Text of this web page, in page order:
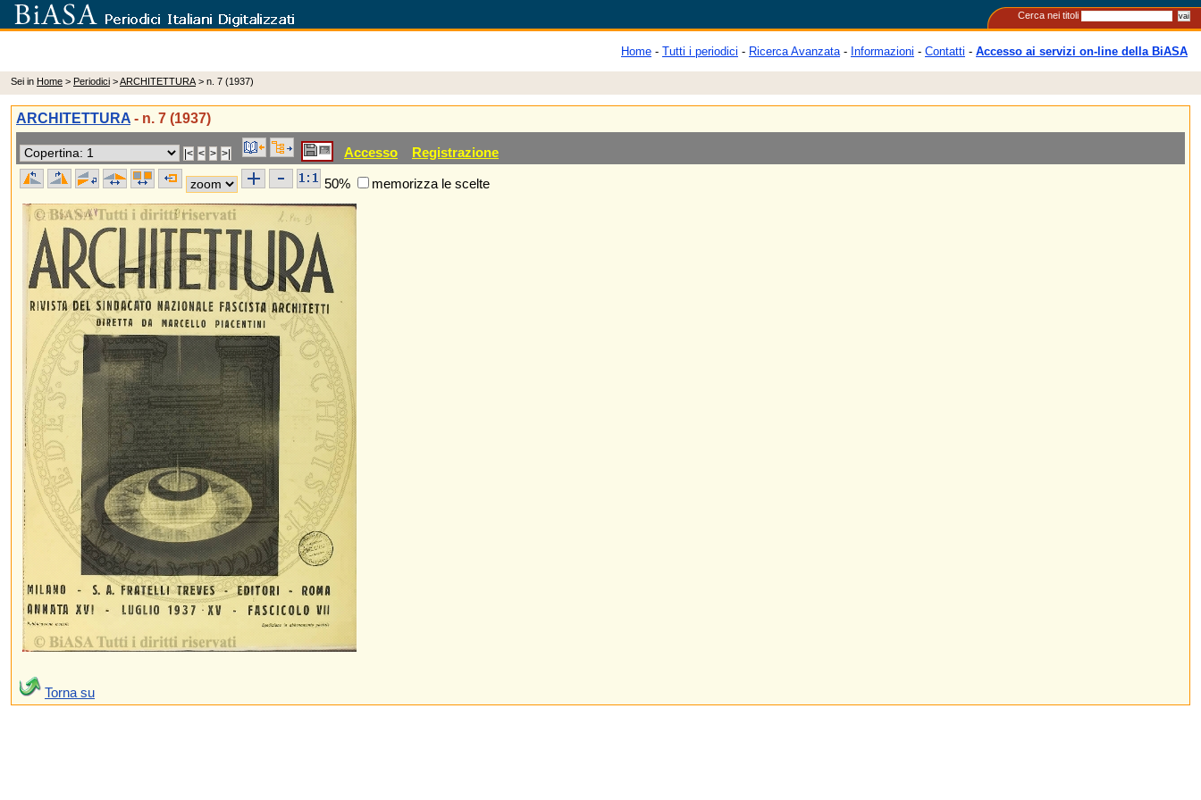
Cerca nei titoli
Home - Tutti i periodici - Ricerca Avanzata- Informazioni - Contatti - Accesso ai servizi on-line della BiASA
Sei in Home > Periodici >ARCHITETTURA > n. 7 (1937)
ARCHITETTURA - n. 7 (1937)
Accesso Registrazione
50% memorizza le scelte
Torna su